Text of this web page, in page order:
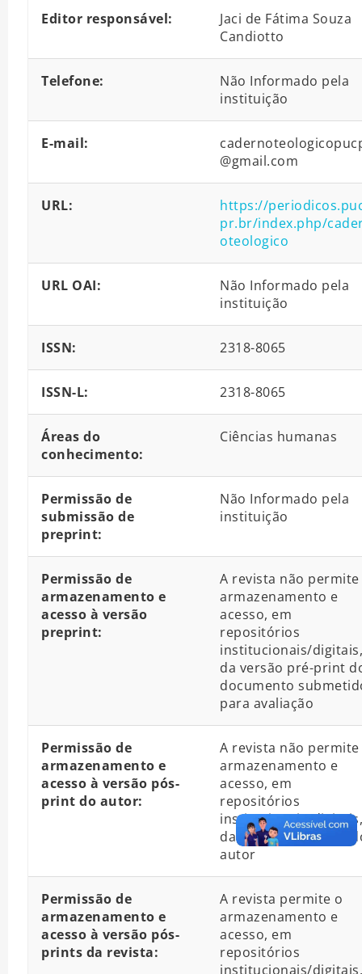
Editor responsável:
Jaci de Fátima Souza
Candiotto
Telefone:
Não Informado pela
instituição
E-mail:
@gmail.com
URL:
https://
pr.br/index.php/
oteologico
URL OAI:
Não Informado pela
instituição
ISSN: 2318-8065
ISSN-L: 2318-8065
Áreas do
conhecimento:
Ciências humanas
Permissão de
submissão de
preprint:
Não Informado pela
instituição
Permissão de
armazenamento e
acesso à versão
preprint:
A revista não
armazenamento e
acesso, em
repositórios
institucionais/digitais,
da versão pré-print
documento
para avaliação
Permissão de
armazenamento e
acesso à versão pós-
print do autor:
A revista não
armazenamento e
acesso, em
repositórios
institucionais/digitais,
da versão pós-print
autor
Permissão de
armazenamento e
acesso à versão pós-
prints da revista:
A revista permite o
armazenamento e
acesso, em
repositórios
institucionais/digitais,